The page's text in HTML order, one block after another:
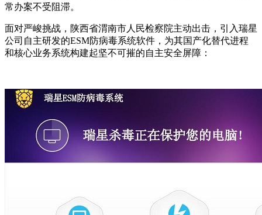
常办案不受阻滞。
面对严峻挑战，陕西省渭南市人民检察院主动出击，引入瑞星
公司自主研发的ESM防病毒系统软件，为其国产化替代进程
和核心业务系统构建起坚不可摧的自主安全屏障：